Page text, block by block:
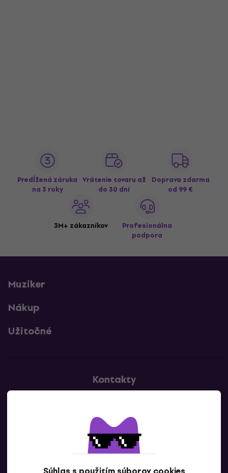
Predĺžená záruka
na 3 roky
Vrátenie tovaru až
do 30 dní
Doprava zdarma
od 99 €
3M+ zákazníkov
Profesionálna
podpora
Muziker
Nákup
Užitočné
Kontakty